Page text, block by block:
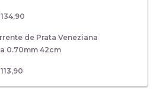
de Prata Veneziana
0.70mm 42cm